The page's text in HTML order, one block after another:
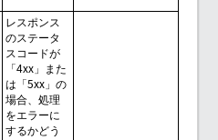
レスポンス
のステータ
スコードが
「4xx」また
は「5xx」の
場合、処理
をエラーに
するかどう